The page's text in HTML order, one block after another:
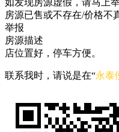
如发现房源虚假，请马上
房源已售或不存在/价格不
举报
房源描述
店位置好，停车方便。
联系我时，请说是在“永泰